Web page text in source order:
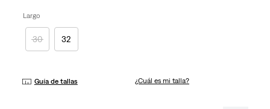
Largo
30 32
Guía de tallas ¿Cuál es mi talla?